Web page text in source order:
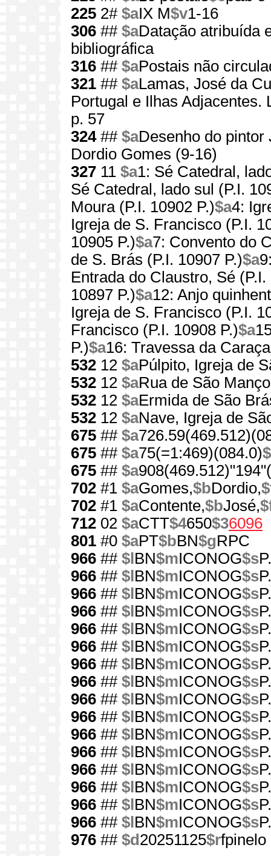
225 2# $aIX M$v1-16
306 ## $aDatação atribuída
bibliográfica
316 ## $aPostais não
321 ## $aLamas, José da
Portugal e Ilhas Adjacentes.
p. 57
324## $aDesenho do pintor
Dordio Gomes (9-16)
327 11 $a1: Sé Catedral,
Sé Catedral, lado sul (P.I.
Moura (P.I. 10902 P.)$a4:
Igreja de S. Francisco (P.I.
10905 P.)$a7: Convento do
de S. Brás (P.I. 10907 P.)$a
Entrada do Claustro, Sé (P.I.
10897 P.)$a12: Anjo
Igreja de S. Francisco (P.I.
Francisco (P.I. 10908 P.)$a
P.)$a16: Travessa da
532 12 $aPúlpito, Igreja de
532 12 $aRua de São
532 12 $aErmida de São
532 12 $aNave, Igreja de
675 ## $a
675 ## $a75(=1:469)(084.0)
675 ## $a
702 #1 $aGomes,$bDordio,
702 #1 $aContente,$bJosé,
712 02 $aCTT$4650$36096
801 #0 $aPT$bBN$gRPC
966 ## $l BN$mICONOG$s
966 ## $l BN$mICONOG$s
966 ## $l BN$mICONOG$s
966 ## $l BN$mICONOG$s
966 ## $l BN$mICONOG$s
966 ## $l BN$mICONOG$s
966 ## $l BN$mICONOG$s
966 ## $l BN$mICONOG$s
966 ## $l BN$mICONOG$s
966 ## $l BN$mICONOG$s
966 ## $l BN$mICONOG$s
966 ## $l BN$mICONOG$s
966 ## $l BN$mICONOG$s
966 ## $l BN$mICONOG$s
966 ## $l BN$mICONOG$s
966 ## $l BN$mICONOG$s
976 ## $d 20251125$rfpinelo